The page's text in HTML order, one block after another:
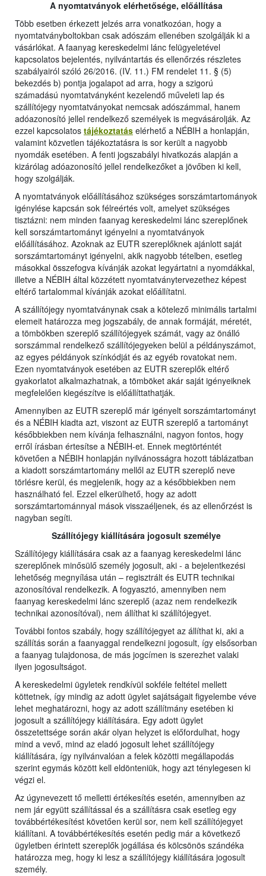
A nyomtatványok elérhetősége, előállítása
Több esetben érkezett jelzés arra vonatkozóan, hogy a
nyomtatványboltokban csak adószám ellenében szolgálják ki a
vásárlókat. A faanyag kereskedelmi lánc felügyeletével
kapcsolatos bejelentés, nyilvántartás és ellenőrzés részletes
szabályairól szóló 26/2016. (IV. 11.) FM rendelet 11. § (5)
bekezdés b) pontja jogalapot ad arra, hogy a szigorú
számadású nyomtatványként kezelendő műveleti lap és
szállítójegy nyomtatványokat nemcsak adószámmal, hanem
adóazonosító jellel rendelkező személyek is megvásárolják. Az
ezzel kapcsolatos tájékoztatás elérhető a NÉBIH a honlapján,
valamint közvetlen tájékoztatásra is sor került a nagyobb
nyomdák esetében. A fenti jogszabályi hivatkozás alapján a
kizárólag adóazonosító jellel rendelkezőket a jövőben ki kell,
hogy szolgálják.
A nyomtatványok előállításához szükséges sorszámtartományok
igénylése kapcsán sok félreértés volt, amelyet szükséges
tisztázni: nem minden faanyag kereskedelmi lánc szereplőnek
kell sorszámtartományt igényelni a nyomtatványok
előállításához. Azoknak az EUTR szereplőknek ajánlott saját
sorszámtartományt igényelni, akik nagyobb tételben, esetleg
másokkal összefogva kívánják azokat legyártatni a nyomdákkal,
illetve a NÉBIH által közzétett nyomtatványtervezethez képest
eltérő tartalommal kívánják azokat előállítatni.
A szállítójegy nyomtatványnak csak a kötelező minimális tartalmi
elemeit határozza meg jogszabály, de annak formáját, méretét,
a tömbökben szereplő szállítójegyek számát, vagy az önálló
sorszámmal rendelkező szállítójegyeken belül a példányszámot,
az egyes példányok színkódját és az egyéb rovatokat nem.
Ezen nyomtatványok esetében az EUTR szereplők eltérő
gyakorlatot alkalmazhatnak, a tömböket akár saját igényeiknek
megfelelően kiegészítve is előállíttathatják.
Amennyiben az EUTR szereplő már igényelt sorszámtartományt
és a NÉBIH kiadta azt, viszont az EUTR szereplő a tartományt
későbbiekben nem kívánja felhasználni, nagyon fontos, hogy
erről írásban értesítse a NÉBIH-et. Ennek megtörténtét
követően a NÉBIH honlapján nyilvánosságra hozott táblázatban
a kiadott sorszámtartomány mellől az EUTR szereplő neve
törlésre kerül, és megjelenik, hogy az a későbbiekben nem
használható fel. Ezzel elkerülhető, hogy az adott
sorszámtartománnyal mások visszaéljenek, és az ellenőrzést is
nagyban segíti.
Szállítójegy kiállítására jogosult személye
Szállítójegy kiállítására csak az a faanyag kereskedelmi lánc
szereplőnek minősülő személy jogosult, aki - a bejelentkezési
lehetőség megnyílása után – regisztrált és EUTR technikai
azonosítóval rendelkezik. A fogyasztó, amennyiben nem
faanyag kereskedelmi lánc szereplő (azaz nem rendelkezik
technikai azonosítóval), nem állíthat ki szállítójegyet.
További fontos szabály, hogy szállítójegyet az állíthat ki, aki a
szállítás során a faanyaggal rendelkezni jogosult, így elsősorban
a faanyag tulajdonosa, de más jogcímen is szerezhet valaki
ilyen jogosultságot.
A kereskedelmi ügyletek rendkívül sokféle feltétel mellett
köttetnek, így mindig az adott ügylet sajátságait figyelembe véve
lehet meghatározni, hogy az adott szállítmány esetében ki
jogosult a szállítójegy kiállítására. Egy adott ügylet
összetettsége során akár olyan helyzet is előfordulhat, hogy
mind a vevő, mind az eladó jogosult lehet szállítójegy
kiállítására, így nyilvánvalóan a felek közötti megállapodás
szerint egymás között kell eldönteniük, hogy azt ténylegesen ki
végzi el.
Az úgynevezett tő melletti értékesítés esetén, amennyiben az
nem jár együtt szállítással és a szállításra csak esetleg egy
továbbértékesítést követően kerül sor, nem kell szállítójegyet
kiállítani. A továbbértékesítés esetén pedig már a következő
ügyletben érintett szereplők jogállása és kölcsönös szándéka
határozza meg, hogy ki lesz a szállítójegy kiállítására jogosult
személy.